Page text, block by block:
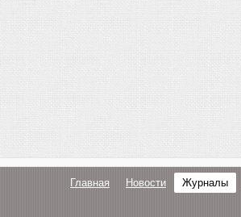
Главная Новости Журналы